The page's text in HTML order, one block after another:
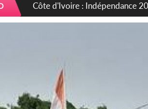
Côte d'Ivoire : Concours